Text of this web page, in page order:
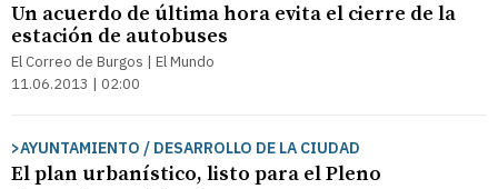
Un acuerdo de última hora evita el cierre de la
estación de autobuses
El Correo de Burgos | El Mundo
11.06.2013 | 02:00
>AYUNTAMIENTO / DESARROLLO DE LA CIUDAD
El plan urbanístico, listo para el Pleno